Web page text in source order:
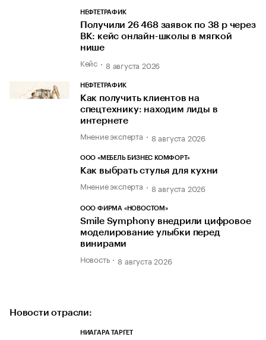
НЕФТЕТРАФИК
Получили 26 468 заявок по 38 р через
ВК: кейс онлайн-школы в мягкой
нише
Кейс 8 августа 2026
НЕФТЕТРАФИК
Как получить клиентов на
спецтехнику: находим лиды в
интернете
Мнение эксперта 8 августа 2026
ООО «МЕБЕЛЬ БИЗНЕС КОМФОРТ»
Как выбрать стулья для кухни
Мнение эксперта 8 августа 2026
ООО ФИРМА «НОВОСТОМ»
Smile Symphony внедрили цифровое
моделирование улыбки перед
винирами
Новость 8 августа 2026
Новости отрасли:
НИАГАРА ТАРГЕТ